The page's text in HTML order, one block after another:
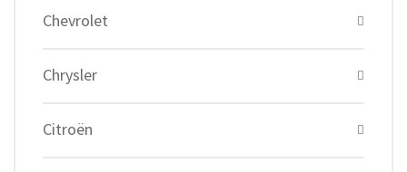
Chevrolet
Chrysler
Citroën